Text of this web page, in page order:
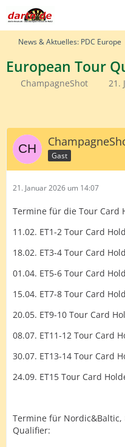
News & Aktuelles: PDC Europe
European Tour
ChampagneShot 21.
Gast
21. Januar 2026 um 14:07
Termine für die Tour Card
11.02. ET1-2 Tour Card
18.02. ET3-4 Tour Card
01.04. ET5-6 Tour Card
15.04. ET7-8 Tour Card
20.05. ET9-10 Tour Card
08.07. ET11-12 Tour Card
30.07. ET13-14 Tour Card
24.09. ET15 Tour Card
Termine für Nordic&Baltic,
Qualifier: